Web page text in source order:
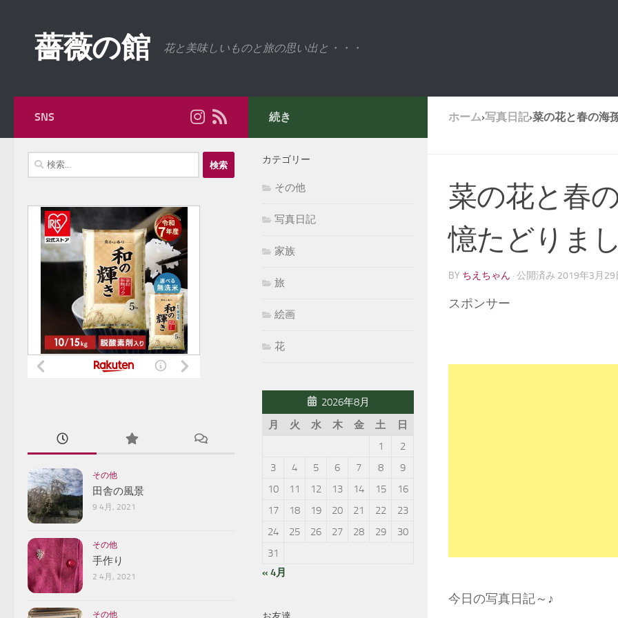
薔薇の館 花と美味しいものと旅の思い出と・・・
ホーム›写真日記›菜の花と春の海
菜の花と春
憶たどりま
BY ちえちゃん · 公開済み 2019年3月29
スポンサー
今日の写真日記～♪
SNS
検
索:
その他
田舎の風景
9 4月, 2021
その他
手作り
2 4月, 2021
その他
続き
カテゴリー
その他
写真日記
家族
旅
絵画
花
2026年8月
月
火 水 木 金 土
日
1
2
3
4 5 6 7 8
9
10
11 12 13 14 15
16
17
18 19 20 21 22
23
24
25 26 27 28 29
30
31
« 4月